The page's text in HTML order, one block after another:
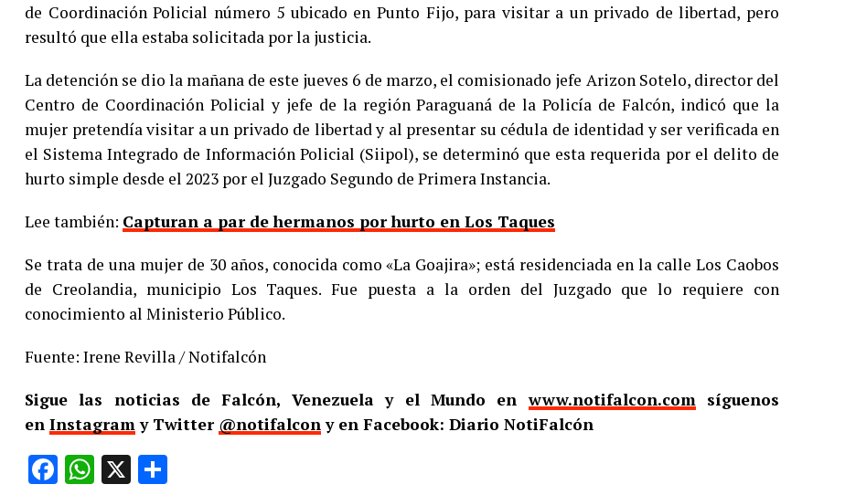
de Coordinación Policial número 5 ubicado en Punto Fijo, para visitar a un privado de libertad, pero
resultó que ella estaba solicitada por la justicia.
La detención se dio la mañana de este jueves 6 de marzo, el comisionado jefe Arizon Sotelo, director del
Centro de Coordinación Policial y jefe de la región Paraguaná de la Policía de Falcón, indicó que la
mujer pretendía visitar a un privado de libertad y al presentar su cédula de identidad y ser verificada en
el Sistema Integrado de Información Policial (Siipol), se determinó que esta requerida por el delito de
hurto simple desde el 2023 por el Juzgado Segundo de Primera Instancia.
Lee también: Capturan a par de hermanos por hurto en Los Taques
Se trata de una mujer de 30 años, conocida como «La Goajira»; está residenciada en la calle Los Caobos
de Creolandia, municipio Los Taques. Fue puesta a la orden del Juzgado que lo requiere con
conocimiento al Ministerio Público.
Fuente: Irene Revilla / Notifalcón
Sigue las noticias de Falcón, Venezuela y el Mundo enwww.notifalcon.comsíguenos
en Instagramy Twitter @notifalcony en Facebook: Diario NotiFalcón
Facebook
WhatsApp
X